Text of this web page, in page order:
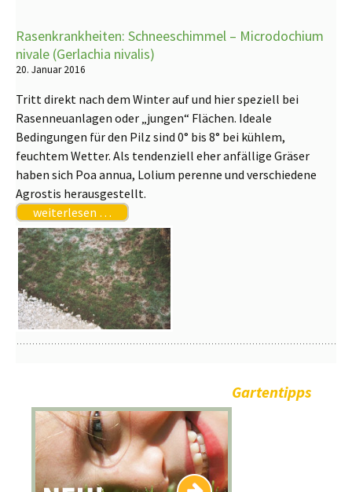
Rasenkrankheiten: Schneeschimmel – Microdochium
nivale (Gerlachia nivalis)
20. Januar 2016
Tritt direkt nach dem Winter auf und hier speziell bei
Rasenneuanlagen oder „jungen“ Flächen. Ideale
Bedingungen für den Pilz sind 0° bis 8° bei kühlem,
feuchtem Wetter. Als tendenziell eher anfällige Gräser
haben sich Poa annua, Lolium perenne und verschiedene
Agrostis herausgestellt.
weiterlesen …
Gartentipps